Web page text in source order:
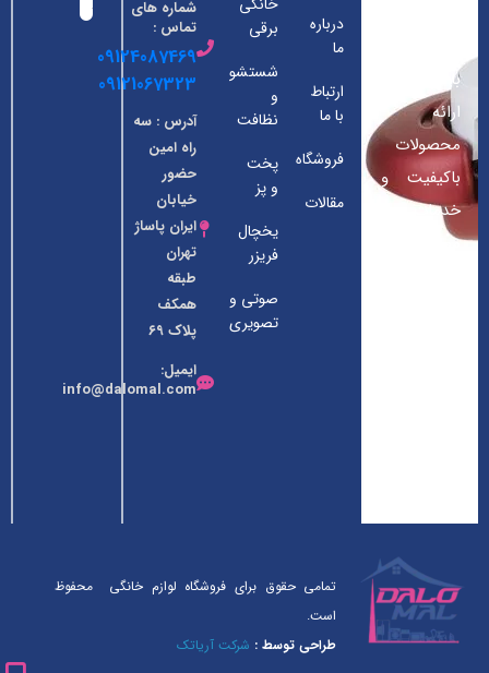
با هدف
ارائه
محصولات
باکیفیت و
خدمات
ممتاز به
درباره
ما
ارتباط
با ما
فروشگاه
مقالات
برقی
شستشو
و
نظافت
پخت
و پز
یخچال
فریزر
صوتی و
تصویری
شماره های
تماس :
09124087469
09121067323
آدرس : سه
راه امین
حضور
خیابان
ایران پاساژ
تهران
طبقه
همکف
پلاک ۶۹
ایمیل:
info@dalomal.com
تمامی حقوق برای فروشگاه لوازم خانگی محفوظ
است.
طراحی توسط : شرکت آریاتک